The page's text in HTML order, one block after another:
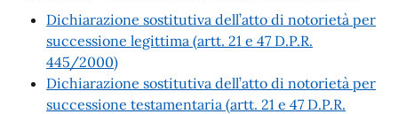
Dichiarazione sostitutiva dell’atto di notorietà per
successione legittima (artt. 21 e 47 D.P.R.
445/2000)
Dichiarazione sostitutiva dell’atto di notorietà per
successione testamentaria (artt. 21 e 47 D.P.R.